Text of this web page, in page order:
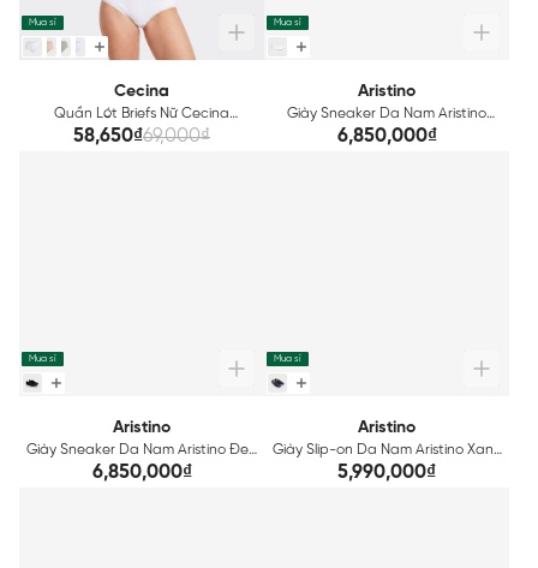
Mua sỉ
Cecina
Quần Lót Briefs Nữ Cecina
Seamless Technical CBI022
58,650₫69,000₫
Mua sỉ
Aristino
Giày Sneaker Da Nam Aristino
Trắng ASH0750Z2
6,850,000₫
Mua sỉ
Aristino
Giày Sneaker Da Nam Aristino Đen
ASH0710Z2
6,850,000₫
Mua sỉ
Aristino
Giày Slip-on Da Nam Aristino Xanh
Tím Than ASH0510Z2
5,990,000₫